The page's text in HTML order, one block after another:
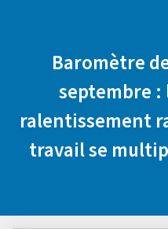
Baromètre
septembre :
ralentissement
travail se